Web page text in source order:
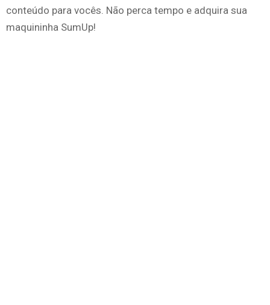
conteúdo para vocês. Não perca tempo e adquira sua
maquininha SumUp!